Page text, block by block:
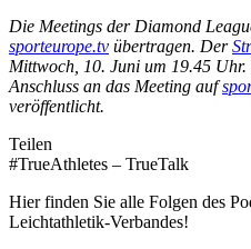
Die Meetings der Diamond
sporteurope.tv übertragen. Der
Mittwoch, 10. Juni um 19.45 Uhr.
Anschluss an das Meeting auf
veröffentlicht.
Teilen
#TrueAthletes – TrueTalk
Hier finden Sie alle Folgen des
Leichtathletik-Verbandes!